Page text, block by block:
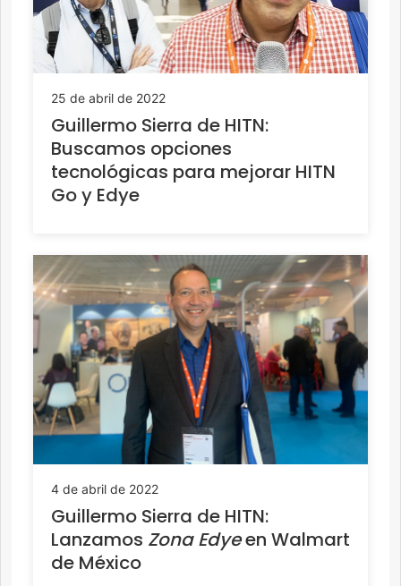
25 de abril de 2022
Guillermo Sierra de HITN:
Buscamos opciones
tecnológicas para mejorar HITN
Go y Edye
4 de abril de 2022
Guillermo Sierra de HITN:
Lanzamos Zona Edyeen Walmart
de México